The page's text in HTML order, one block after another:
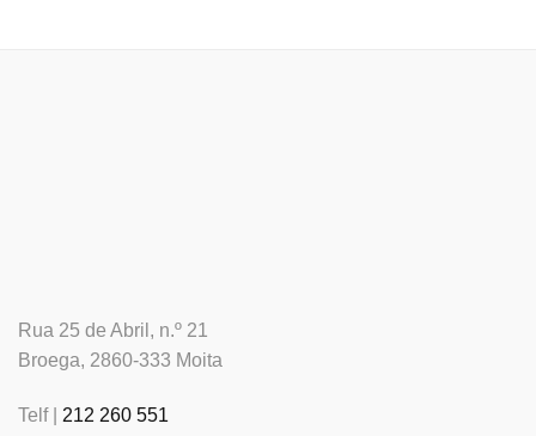
Rua 25 de Abril, n.º 21
Broega, 2860-333 Moita
Telf | 212 260 551